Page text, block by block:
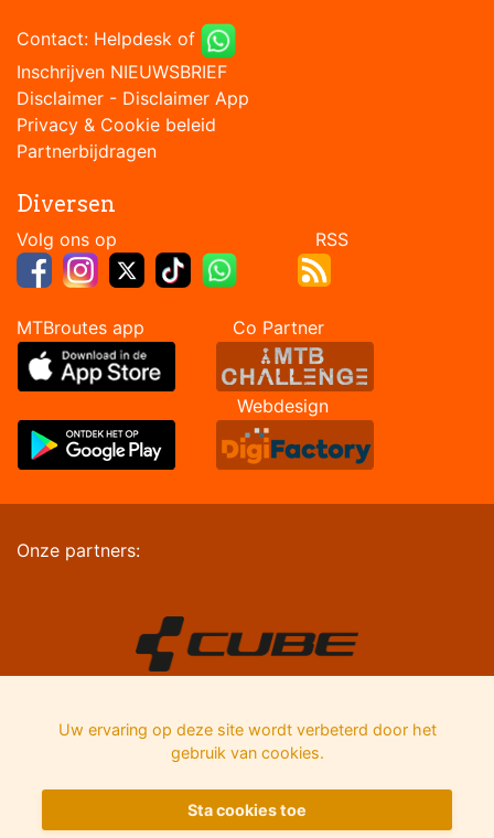
Contact: Helpdesk of
Inschrijven NIEUWSBRIEF
Disclaimer - Disclaimer App
Privacy & Cookie beleid
Partnerbijdragen
Diversen
Volg ons op RSS
MTBroutes app Co Partner
Webdesign
Onze partners:
Uw ervaring op deze site wordt verbeterd door het
gebruik van cookies.
Sta cookies toe